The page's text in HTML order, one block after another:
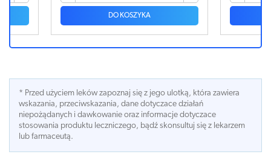
DO KOSZYKA
* Przed użyciem leków zapoznaj się z jego ulotką, która zawiera
wskazania, przeciwskazania, dane dotyczace działań
niepożądanych i dawkowanie oraz informacje dotyczace
stosowania produktu leczniczego, bądź skonsultuj się z lekarzem
lub farmaceutą.